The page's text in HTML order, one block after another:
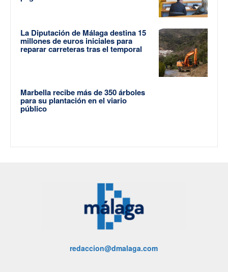
La Diputación de Málaga destina 15
millones de euros iniciales para
reparar carreteras tras el temporal
Marbella recibe más de 350 árboles
para su plantación en el viario
público
redaccion@dmalaga.com